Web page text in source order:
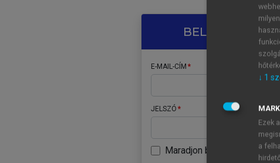
BELÉPÉS
E-MAIL-CÍM
JELSZÓ
Maradjon belépve
↓ 1
Ezek
a